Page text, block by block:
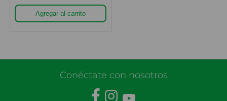
Conéctate con nosotros